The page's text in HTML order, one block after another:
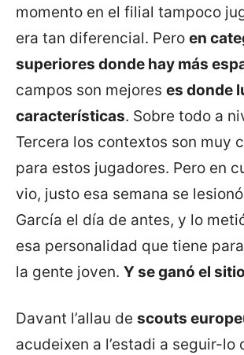
momento en el filial tampoco
era tan diferencial. Pero en
superiores donde hay más
campos son mejores es donde
características. Sobre todo a
Tercera los contextos son muy
para estos jugadores. Pero en
vio, justo esa semana se
García el día de antes, y lo
esa personalidad que tiene
la gente joven. Y se ganó el sitio
Davant l’allau de scouts
acudeixen a l’estadi a seguir-lo